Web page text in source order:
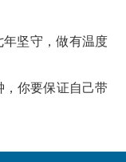
年坚守，做有温度
，你要保证自己带